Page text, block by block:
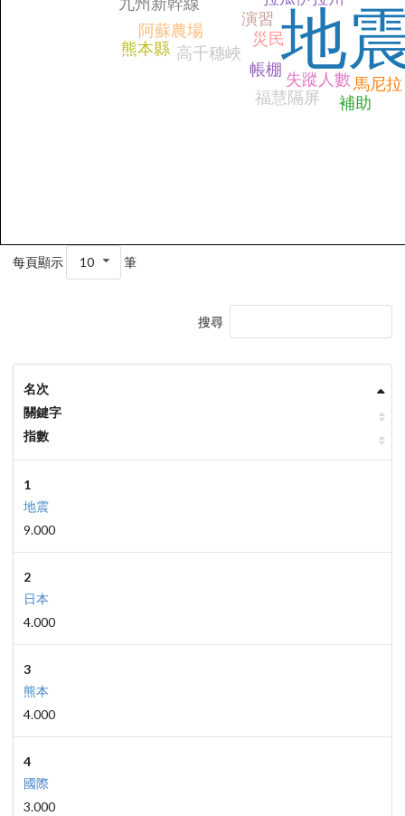
地
失蹤人數
福慧隔屏
馬尼拉
阿蘇農場
補助
災民
帳棚
演習
九州新幹線
高千穗峽
熊本縣
每頁顯示 10 筆
搜尋
名次
關鍵字
指數
1
地震
9.000
2
日本
4.000
3
熊本
4.000
4
國際
3.000